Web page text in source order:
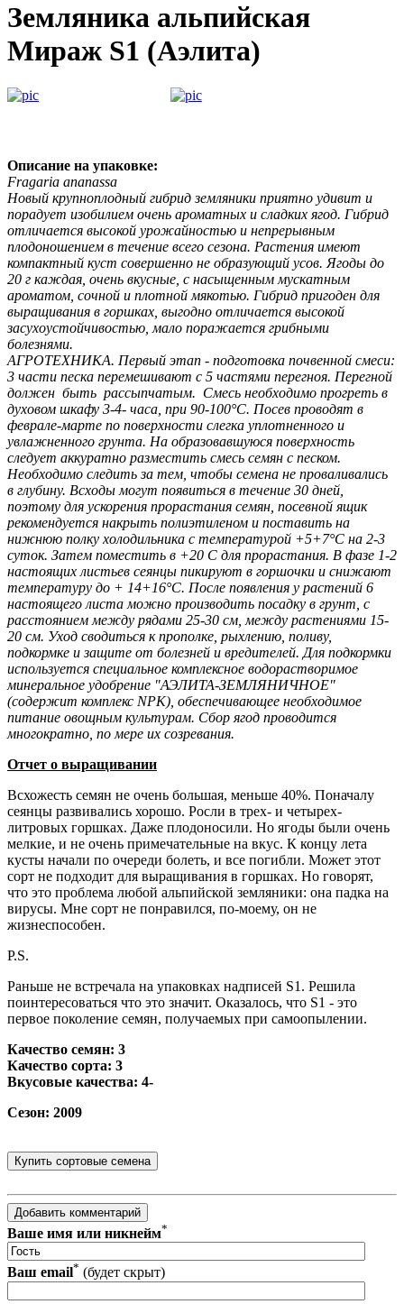
Земляника альпийская
Мираж S1 (Аэлита)
Описание на упаковке:
Fragaria ananassa
Новый крупноплодный гибрид земляники приятно удивит и
порадует изобилием очень ароматных и сладких ягод. Гибрид
отличается высокой урожайностью и непрерывным
плодоношением в течение всего сезона. Растения имеют
компактный куст совершенно не образующий усов. Ягоды до
20 г каждая, очень вкусные, с насыщенным мускатным
ароматом, сочной и плотной мякотью. Гибрид пригоден для
выращивания в горшках, выгодно отличается высокой
засухоустойчивостью, мало поражается грибными
болезнями.
АГРОТЕХНИКА. Первый этап - подготовка почвенной смеси:
3 части песка перемешивают с 5 частями перегноя. Перегной
должен быть рассыпчатым. Смесь необходимо прогреть в
духовом шкафу 3-4- часа, при 90-100°С. Посев проводят в
феврале-марте по поверхности слегка уплотненного и
увлажненного грунта. На образовавшуюся поверхность
следует аккуратно разместить смесь семян с песком.
Необходимо следить за тем, чтобы семена не проваливались
в глубину. Всходы могут появиться в течение 30 дней,
поэтому для ускорения прорастания семян, посевной ящик
рекомендуется накрыть полиэтиленом и поставить на
нижнюю полку холодильника с температурой +5+7°С на 2-3
суток. Затем поместить в +20 С для прорастания. В фазе 1-2
настоящих листьев сеянцы пикируют в горшочки и снижают
температуру до + 14+16°С. После появления у растений 6
настоящего листа можно производить посадку в грунт, с
расстоянием между рядами 25-30 см, между растениями 15-
20 см. Уход сводиться к прополке, рыхлению, поливу,
подкормке и защите от болезней и вредителей. Для подкормки
используется специальное комплексное водорастворимое
минеральное удобрение "АЭЛИТА-ЗЕМЛЯНИЧНОЕ"
(содержит комплекс NPK), обеспечивающее необходимое
питание овощным культурам. Сбор ягод проводится
многократно, по мере их созревания.
Отчет о выращивании
Всхожесть семян не очень большая, меньше 40%. Поначалу
сеянцы развивались хорошо. Росли в трех- и четырех-
литровых горшках. Даже плодоносили. Но ягоды были очень
мелкие, и не очень примечательные на вкус. К концу лета
кусты начали по очереди болеть, и все погибли. Может этот
сорт не подходит для выращивания в горшках. Но говорят,
что это проблема любой альпийской земляники: она падка на
вирусы. Мне сорт не понравился, по-моему, он не
жизнеспособен.
P.S.
Раньше не встречала на упаковках надписей S1. Решила
поинтересоваться что это значит. Оказалось, что S1 - это
первое поколение семян, получаемых при самоопылении.
Качество семян: 3
Качество сорта: 3
Вкусовые качества: 4-
Сезон: 2009
Ваше имя или никнейм*
Ваш email* (будет скрыт)